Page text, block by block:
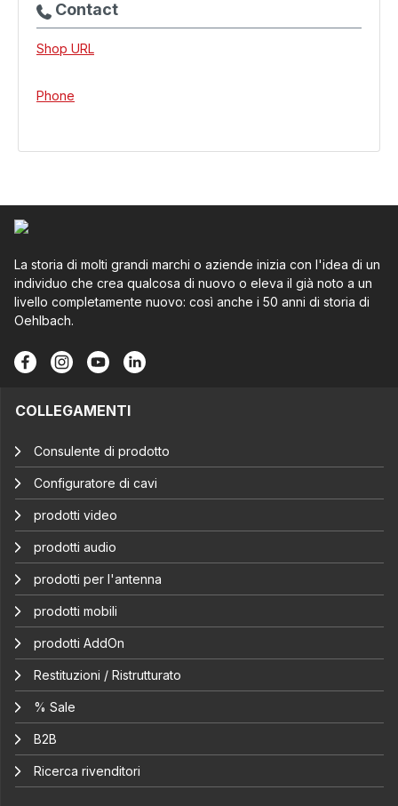
Contact
Shop URL
Phone
La storia di molti grandi marchi o aziende inizia con l'idea di un
individuo che crea qualcosa di nuovo o eleva il già noto a un
livello completamente nuovo: così anche i 50 anni di storia di
Oehlbach.
COLLEGAMENTI
Consulente di prodotto
Configuratore di cavi
prodotti video
prodotti audio
prodotti per l'antenna
prodotti mobili
prodotti AddOn
Restituzioni / Ristrutturato
% Sale
B2B
Ricerca rivenditori